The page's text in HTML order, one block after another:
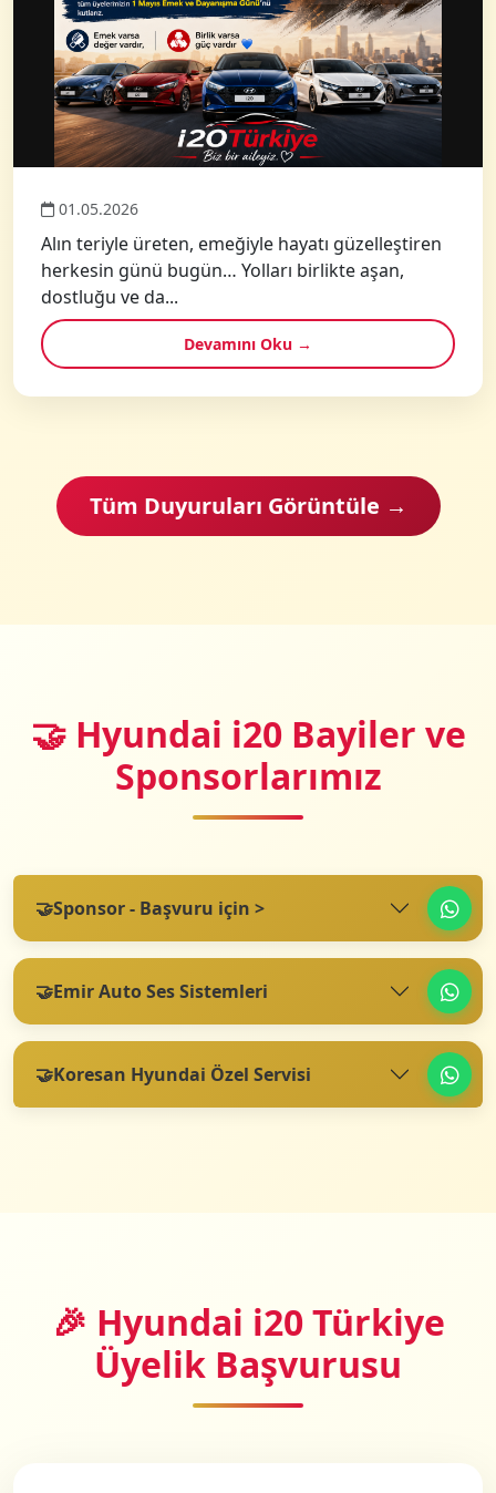
01.05.2026
Alın teriyle üreten, emeğiyle hayatı güzelleştiren
herkesin günü bugün… Yolları birlikte aşan,
dostluğu ve da...
Devamını Oku →
Tüm Duyuruları Görüntüle →
🤝 Hyundai i20 Bayiler ve
Sponsorlarımız
🤝Sponsor - Başvuru için >
🤝Emir Auto Ses Sistemleri
🤝Koresan Hyundai Özel Servisi
🎉 Hyundai i20 Türkiye
Üyelik Başvurusu